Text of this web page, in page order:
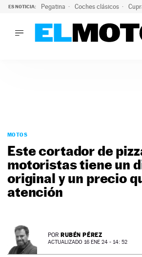
ES NOTICIA: Pegatina Coches clásicos
PODCAST
MOTOS
TECNOLOGÍA
SUPERCOCHES
MOTORTV
NEWSLETTER
MOTOS
Este cortador de
motoristas tiene un
original y un precio
atención
POR RUBÉN PÉREZ
ACTUALIZADO 16 ENE 24 - 14: 52